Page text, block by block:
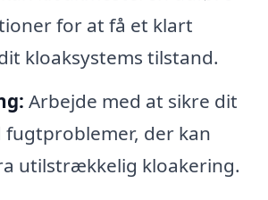
for at få et klart
kloaksystems tilstand.
Arbejde med at sikre dit
fugtproblemer, der kan
utilstrækkelig kloakering.